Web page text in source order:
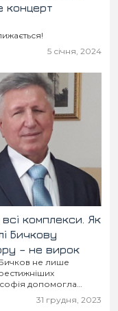
концерт
5 січня, 2024
комплекси. Як
Бичкову
– не вирок
Бичков не лише
допомогла
31 грудня, 2023